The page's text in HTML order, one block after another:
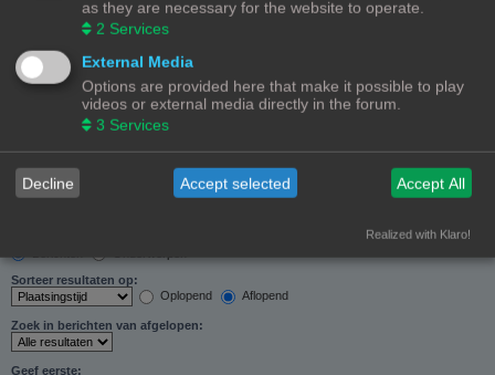
Doorzoek subforums:
Nee
Alleen berichtonderwerpen en tekst
Alleen tekst
Alleen onderwerptitels
Alleen eerste bericht van onderwerp
Sorteer resultaten op:
Oplopend
Aflopend
Zoek in berichten van afgelopen:
Geef eerste:
as they are necessary for the website to operate.
2 Services
External Media
Options are provided here that make it possible to play
videos or external media directly in the forum.
3 Services
Decline Accept selected Accept All
Realized with Klaro!